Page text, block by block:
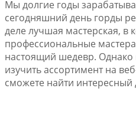
Мы долгие годы
сегодняшний день горды
деле лучшая мастерская, в
профессиональные
настоящий шедевр. Однако
изучить ассортимент на
сможете найти интересный